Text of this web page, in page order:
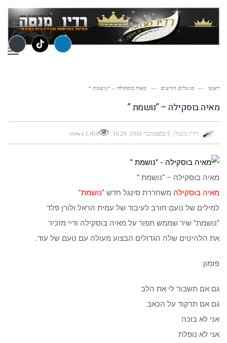
ראשי — סינגלים חדשים — מאיה בוסקילה – “נושמת “
מאיה בוסקילה – “נושמת “
רדיו מנטה 5 בספטמבר 2016 16:29
1,830 views
מאיה בוסקילה – “נושמת “
מאיה בוסקילה משחררת סינגל חדש “נושמת”
למילים של נועם חורב לעיבוד של עמית הראל ולורן פלד
“נושמת” שיר שממש תפור על מאיה בוסקילה ודיי מזכיר
את הלהיטים שלה הגדולים הבצוע מעולה עם טעם של עוד..
פזמון:
גם אם תשבור לי את הלב
גם אם תרקוד על הכאב
אני לא בוכה
אני לא נופלת